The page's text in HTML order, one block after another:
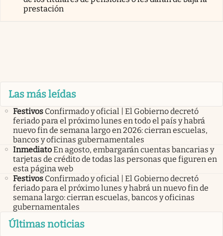
prestación
Las más leídas
Festivos Confirmado y oficial | El Gobierno decretó
feriado para el próximo lunes en todo el país y habrá
nuevo fin de semana largo en 2026: cierran escuelas,
bancos y oficinas gubernamentales
InmediatoEn agosto, embargarán cuentas bancarias y
tarjetas de crédito de todas las personas que figuren en
esta página web
Festivos Confirmado y oficial | El Gobierno decretó
feriado para el próximo lunes y habrá un nuevo fin de
semana largo: cierran escuelas, bancos y oficinas
gubernamentales
Últimas noticias